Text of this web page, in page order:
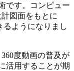
です。コンピュー
図面をもとに
るようになりまし
度動画の普及が
活用することが期